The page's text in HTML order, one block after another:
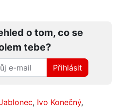
o tom, co se
tebe?
Přihlásit
, Ivo Konečný,